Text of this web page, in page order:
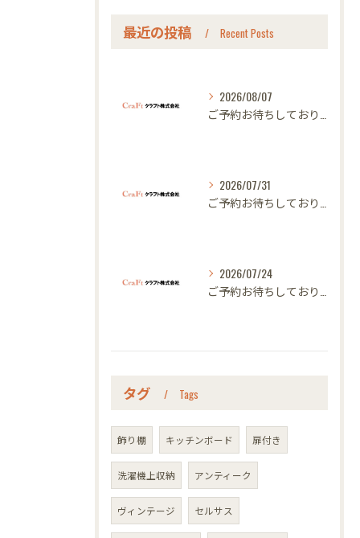
最近の投稿 Recent Posts
2026/08/07
2026/07/31
2026/07/24
タグ Tags
飾り棚 キッチンボード 扉付き
洗濯機上収納 アンティーク
ヴィンテージ セルサス